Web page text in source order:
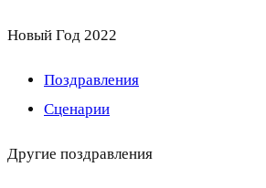
Новый Год 2022
Поздравления
Сценарии
Другие поздравления